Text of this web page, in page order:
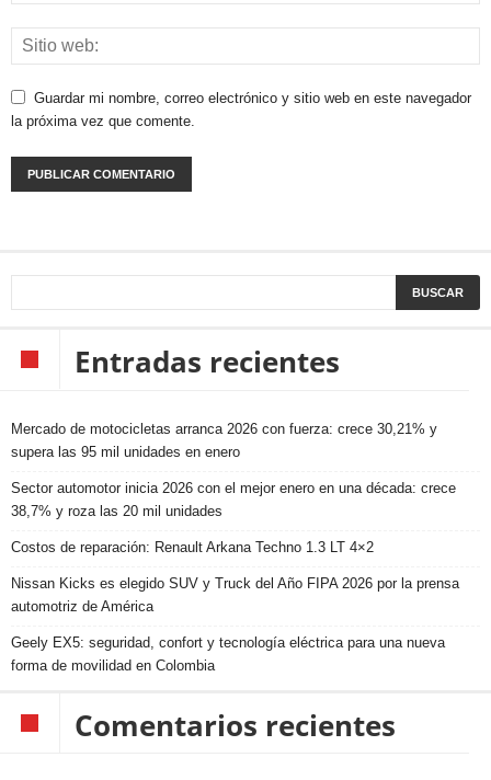
Guardar mi nombre, correo electrónico y sitio web en este navegador
la próxima vez que comente.
Entradas recientes
Mercado de motocicletas arranca 2026 con fuerza: crece 30,21% y
supera las 95 mil unidades en enero
Sector automotor inicia 2026 con el mejor enero en una década: crece
38,7% y roza las 20 mil unidades
Costos de reparación: Renault Arkana Techno 1.3 LT 4×2
Nissan Kicks es elegido SUV y Truck del Año FIPA 2026 por la prensa
automotriz de América
Geely EX5: seguridad, confort y tecnología eléctrica para una nueva
forma de movilidad en Colombia
Comentarios recientes